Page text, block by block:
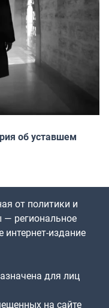
об уставшем
от политики и
— региональное
издание
для лиц
на сайте